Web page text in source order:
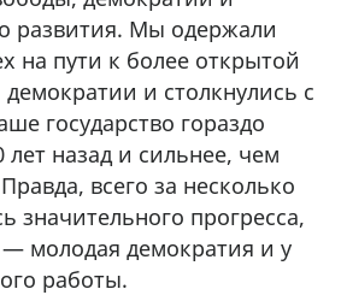
развития. Мы одержали
на пути к более открытой
и столкнулись с
государство гораздо
лет назад и сильнее, чем
всего за несколько
значительного прогресса,
молодая демократия и у
работы.